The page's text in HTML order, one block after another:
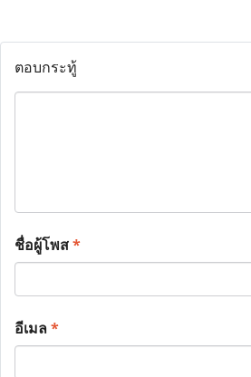
ตอบกระทู้
ชื่อผู้โพส*
อีเมล*